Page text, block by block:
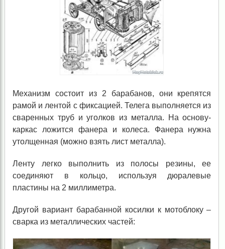
Механизм состоит из 2 барабанов, они крепятся
рамой и лентой с фиксацией. Телега выполняется из
сваренных труб и уголков из металла. На основу-
каркас ложится фанера и колеса. Фанера нужна
утолщенная (можно взять лист металла).
Ленту легко выполнить из полосы резины, ее
соединяют в кольцо, используя дюралевые
пластины на 2 миллиметра.
Другой вариант барабанной косилки к мотоблоку –
сварка из металлических частей: